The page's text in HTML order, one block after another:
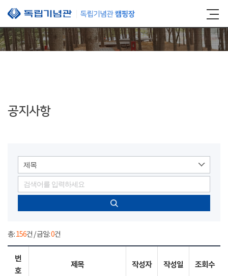
본문 바로가기
공지사항
제목
총:156건 / 금일:0건
번
호
제목 작성자 작성일 조회수